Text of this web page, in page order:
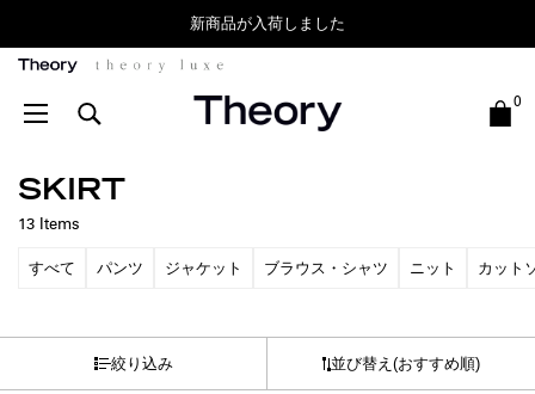
新商品が入荷しました
Theory 0
SKIRT
13 Items
すべて パンツ ジャケット ブラウス・シャツ ニット カット
絞り込み 並び替え (おすすめ順)